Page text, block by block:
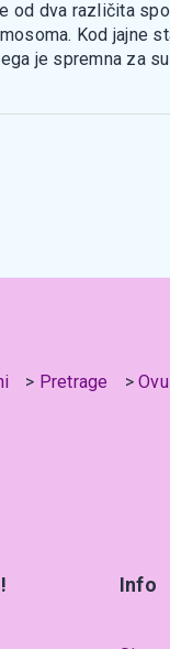
od dva različita
Kod jajne
je spremna za
Pretrage
Info